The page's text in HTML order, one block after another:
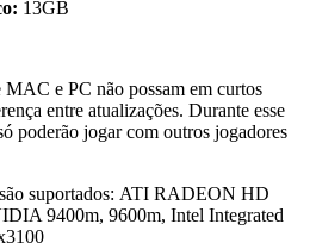
13GB
e PC não possam em curtos
entre atualizações. Durante esse
poderão jogar com outros jogadores
suportados: ATI RADEON HD
9400m, 9600m, Intel Integrated